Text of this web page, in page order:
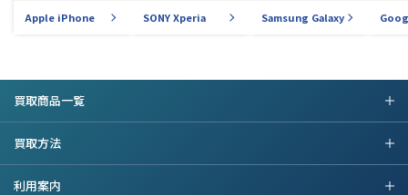
Apple iPhone SONY Xperia Samsung Galaxy
買取商品一覧
買取方法
利用案内